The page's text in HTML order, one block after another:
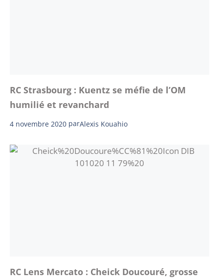
RC Strasbourg : Kuentz se méfie de l’OM
humilié et revanchard
4 novembre 2020 parAlexis Kouahio
RC Lens Mercato : Cheick Doucouré, grosse